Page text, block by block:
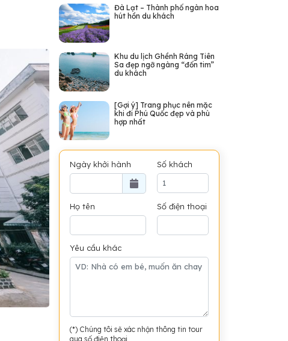
Đà Lạt – Thành phố ngàn hoa
hút hồn du khách
Khu du lịch Ghềnh Ráng Tiên
Sa đẹp ngỡ ngàng “đốn tim”
du khách
[Gợi ý] Trang phục nên mặc
khi đi Phú Quốc đẹp và phù
hợp nhất
Ngày khởi hành Số khách
Họ tên Số điện thoại
Yêu cầu khác
(*) Chúng tôi sẽ xác nhận thông tin tour
qua số điện thoại